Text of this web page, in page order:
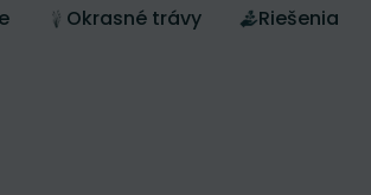
Okrasné trávy Riešenia